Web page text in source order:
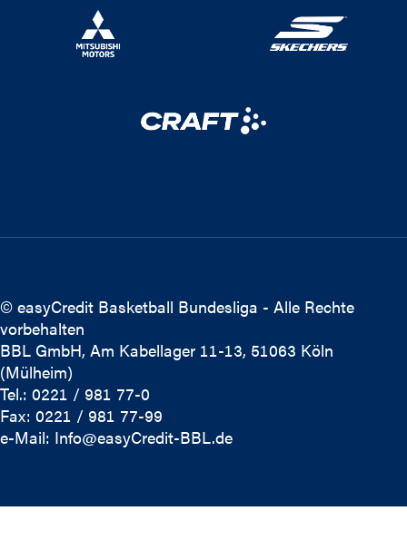
© easyCredit Basketball Bundesliga - Alle Rechte
vorbehalten
BBL GmbH, Am Kabellager 11-13, 51063 Köln
(Mülheim)
Tel.: 0221 / 981 77-0
Fax: 0221 / 981 77-99
e-Mail: Info@easyCredit-BBL.de